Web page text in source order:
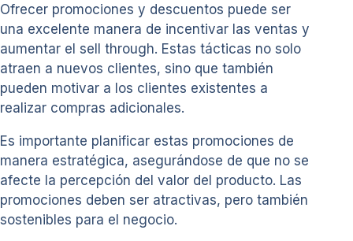
Ofrecer promociones y descuentos puede ser
una excelente manera de incentivar las ventas y
aumentar el sell through. Estas tácticas no solo
atraen a nuevos clientes, sino que también
pueden motivar a los clientes existentes a
realizar compras adicionales.
Es importante planificar estas promociones de
manera estratégica, asegurándose de que no se
afecte la percepción del valor del producto. Las
promociones deben ser atractivas, pero también
sostenibles para el negocio.